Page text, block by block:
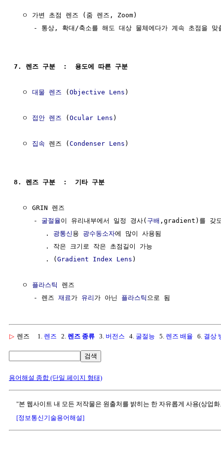
  ㅇ 가변 초점 렌즈 (줌 렌즈, Zoom)
- 통상, 확대/축소를 해도 대상 물체에다가 계속 초점을 맞
7. 렌즈 구분  :  용도에 따른 구분
  ㅇ
대물 렌즈 ( Objective Lens )
  ㅇ
접안 렌즈 ( Ocular Lens )
  ㅇ
집속 렌즈 ( Condenser Lens )
8. 렌즈 구분  :  기타 구분
  ㅇ GRIN 렌즈
     -
굴절율이 유리내부에서 일정 경사( 구배 ,gradient)를 갖도
        .
광통신 용 광수동소자에 많이 사용됨
        . 작은 크기로 작은 초점길이 가능
        . (
Gradient Index Lens )
  ㅇ
플라스틱
렌즈
     - 렌즈
재료가 유리 가 아닌 플라스틱
▷ 렌즈 1. 렌즈 2. 렌즈 종류 3. 버전스 4. 굴절능 5. 렌즈 배율 6. 결상
검색
용어해설 종합 (단일 페이지 형태)
"본 웹사이트 내 모든 저작물은 원출처를 밝히는 한 자유롭게 사용(상업
[정보통신기술용어해설]